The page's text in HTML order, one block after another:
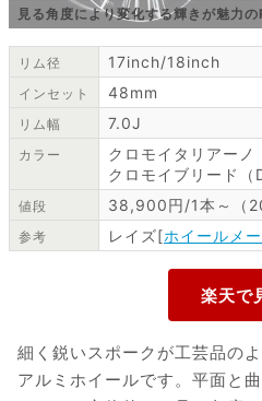
見る角度により変化する輝きが魅力
リム径 17inch/18inch
インセット 48mm
リム幅 7.0J
カラー
クロモイタリアーノ
クロモイブリード（
値段 38,900円/1本～（
参考 レイズ[ホイールメ
細く鋭いスポークが工芸品の
アルミホイールです。平面と